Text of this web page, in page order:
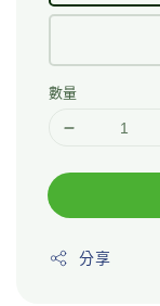
數量
分享